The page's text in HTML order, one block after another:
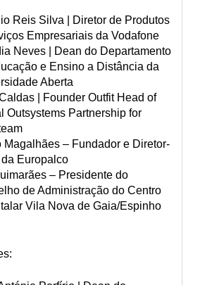
Reis Silva | Diretor de Produtos
Empresariais da Vodafone
Neves | Dean do Departamento
e Ensino a Distância da
Aberta
| Founder Outfit Head of
Outsystems Partnership for
Magalhães – Fundador e Diretor-
Europalco
– Presidente do
de Administração do Centro
Vila Nova de Gaia/Espinho